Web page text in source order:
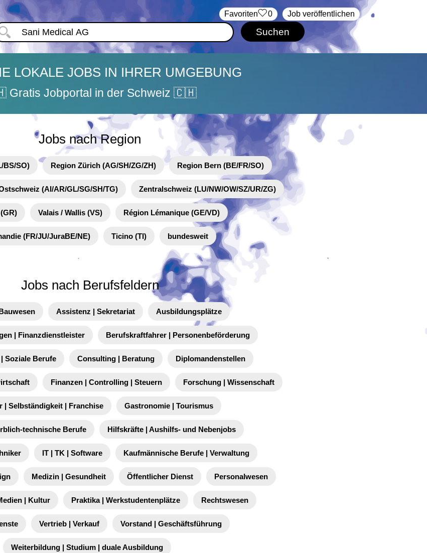
Job veröffentlichen
‏Favoriten 0
LOKALE JOBS IN IHRER UMGEBUNG
Jobportal in der Schweiz 🇨🇭
Jobs nach Region
BS/SO) Region Zürich (AG/SH/ZG/ZH) Region Bern (BE/FR/SO)
(AI/AR/GL/SG/SH/TG) Zentralschweiz (LU/NW/OW/SZ/UR/ZG)
Valais / Wallis (VS) Région Lémanique (GE/VD)
(FR/JU/JuraBE/NE) Ticino (TI) bundesweit
Jobs nach Berufsfeldern
Assistenz | Sekretariat Ausbildungsplätze
| Finanzdienstleister Berufskraftfahrer | Personenbeförderung
Soziale Berufe Consulting | Beratung Diplomandenstellen
Finanzen | Controlling | Steuern Forschung | Wissenschaft
| Selbständigkeit | Franchise Gastronomie | Tourismus
technische Berufe Hilfskräfte | Aushilfs- und Nebenjobs
IT | TK | Software Kaufmännische Berufe | Verwaltung
Medizin | Gesundheit Öffentlicher Dienst Personalwesen
| Kultur Praktika | Werkstudentenplätze Rechtswesen
Vertrieb | Verkauf Vorstand | Geschäftsführung
Weiterbildung | Studium | duale Ausbildung